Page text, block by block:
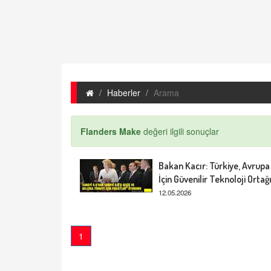
Haberler Arama
Flanders Make değeri ilgili sonuçlar
Bakan Kacır: Türkiye, Avrupa
İçin Güvenilir Teknoloji Ortağı
12.05.2026
1